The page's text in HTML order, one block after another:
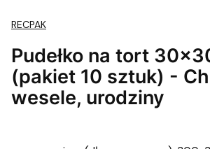
RECPAK
Pudełko na tort
(pakiet 10 sztuk) -
wesele, urodziny